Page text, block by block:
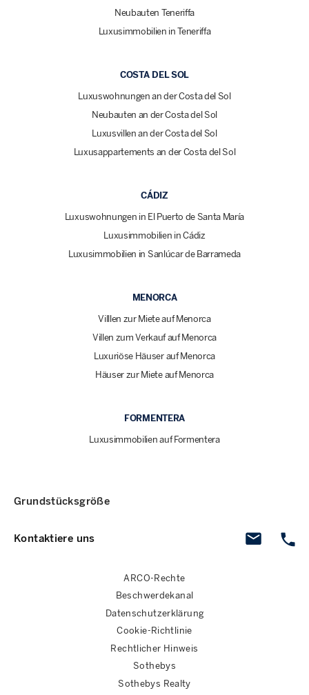
Neubauten Teneriffa
Luxusimmobilien in Teneriffa
COSTA DEL SOL
Luxuswohnungen an der Costa del Sol
Neubauten an der Costa del Sol
Luxusvillen an der Costa del Sol
Luxusappartements an der Costa del Sol
CÁDIZ
Luxuswohnungen in El Puerto de Santa María
Luxusimmobilien in Cádiz
Luxusimmobilien in Sanlúcar de Barrameda
MENORCA
Villlen zur Miete auf Menorca
Villen zum Verkauf auf Menorca
Luxuriöse Häuser auf Menorca
Häuser zur Miete auf Menorca
FORMENTERA
Luxusimmobilien auf Formentera
Kontaktiere uns
Grundstücksgröße
ARCO-Rechte
Beschwerdekanal
Datenschutzerklärung
Cookie-Richtlinie
Rechtlicher Hinweis
Sothebys
Sothebys Realty